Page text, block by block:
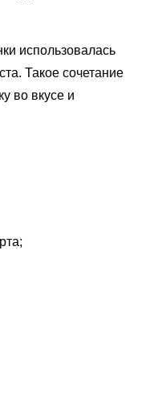
использовалась
Такое сочетание
во вкусе и